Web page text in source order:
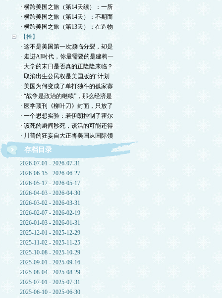
· 横跨美国之旅（第14天续）：一所
· 横跨美国之旅（第14天）：不期而
· 横跨美国之旅（第13天）：在造物
【拾】
· 这不是美国第一次濒临分裂，却是
· 走进AI时代，你最需要的是建构一
· 大学的末日是否真的正隆隆来临？
· 取消出生公民权是美国版的“计划
· 美国为何变成了单打独斗的孤家寡
· “战争是政治的继续”，那么经济是
· 医学顶刊《柳叶刀》封面，只放了
· 一个思想实验：若伊朗控制了霍尔
· 该死的瞬间秒死，该活的可能还得
· 川普的狂妄自大正将美国从国际领
存档目录
2026-07-01 - 2026-07-31
2026-06-15 - 2026-06-27
2026-05-17 - 2026-05-17
2026-04-03 - 2026-04-30
2026-03-02 - 2026-03-31
2026-02-07 - 2026-02-19
2026-01-03 - 2026-01-31
2025-12-01 - 2025-12-29
2025-11-02 - 2025-11-25
2025-10-08 - 2025-10-29
2025-09-01 - 2025-09-16
2025-08-04 - 2025-08-29
2025-07-01 - 2025-07-31
2025-06-10 - 2025-06-30